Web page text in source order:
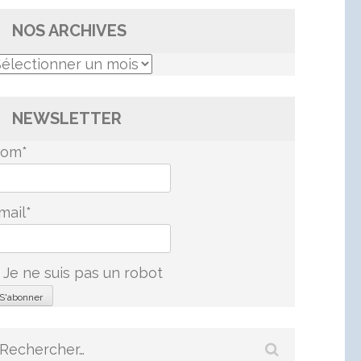
NOS ARCHIVES
NEWSLETTER
Je ne suis pas un robot
Rechercher :